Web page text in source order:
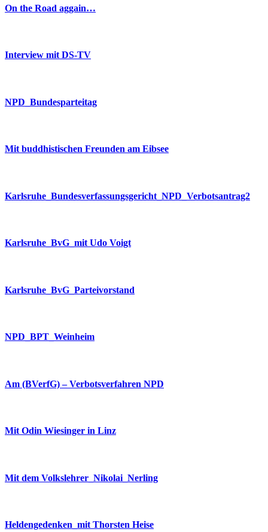
On the Road aggain…
Interview mit DS-TV
NPD_Bundesparteitag
Mit buddhistischen Freunden am Eibsee
Karlsruhe_Bundesverfassungsgericht_NPD_Verbotsantrag2
Karlsruhe_BvG_mit Udo Voigt
Karlsruhe_BvG_Parteivorstand
NPD_BPT_Weinheim
Am (BVerfG) – Verbotsverfahren NPD
Mit Odin Wiesinger in Linz
Mit dem Volkslehrer_Nikolai_Nerling
Heldengedenken_mit Thorsten Heise